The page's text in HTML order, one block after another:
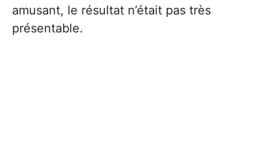
amusant, le résultat n’était pas très
présentable.